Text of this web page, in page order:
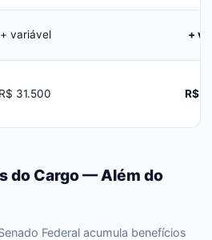
+ variável +
R$ 31.500 R$
do Cargo — Além do
Federal acumula benefícios